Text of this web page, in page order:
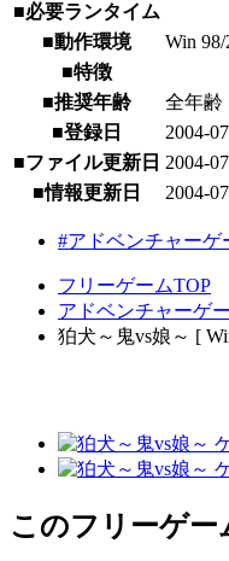
■必要ランタイム
■動作環境
Win
■特徴
■推奨年齢
全年齢
■登録日
2004-
■ファイル更新日 2004-
■情報更新日
2004-
#アドベンチャーゲ
フリーゲームTOP
アドベンチャーゲ
狛犬～鬼vs娘～ [
このフリーゲー